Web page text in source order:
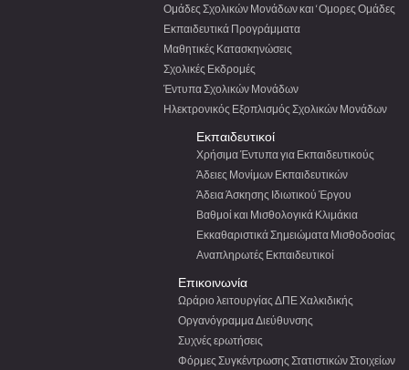
Ομάδες Σχολικών Μονάδων και ‘Ομορες Ομάδες
Εκπαιδευτικά Προγράμματα
Μαθητικές Κατασκηνώσεις
Σχολικές Εκδρομές
Έντυπα Σχολικών Μονάδων
Ηλεκτρονικός Εξοπλισμός Σχολικών Μονάδων
Εκπαιδευτικοί
Χρήσιμα Έντυπα για Εκπαιδευτικούς
Άδειες Μονίμων Εκπαιδευτικών
Άδεια Άσκησης Ιδιωτικού Έργου
Βαθμοί και Μισθολογικά Κλιμάκια
Εκκαθαριστικά Σημειώματα Μισθοδοσίας
Αναπληρωτές Εκπαιδευτικοί
Επικοινωνία
Ωράριο λειτουργίας ΔΠΕ Χαλκιδικής
Οργανόγραμμα Διεύθυνσης
Συχνές ερωτήσεις
Φόρμες Συγκέντρωσης Στατιστικών Στοιχείων